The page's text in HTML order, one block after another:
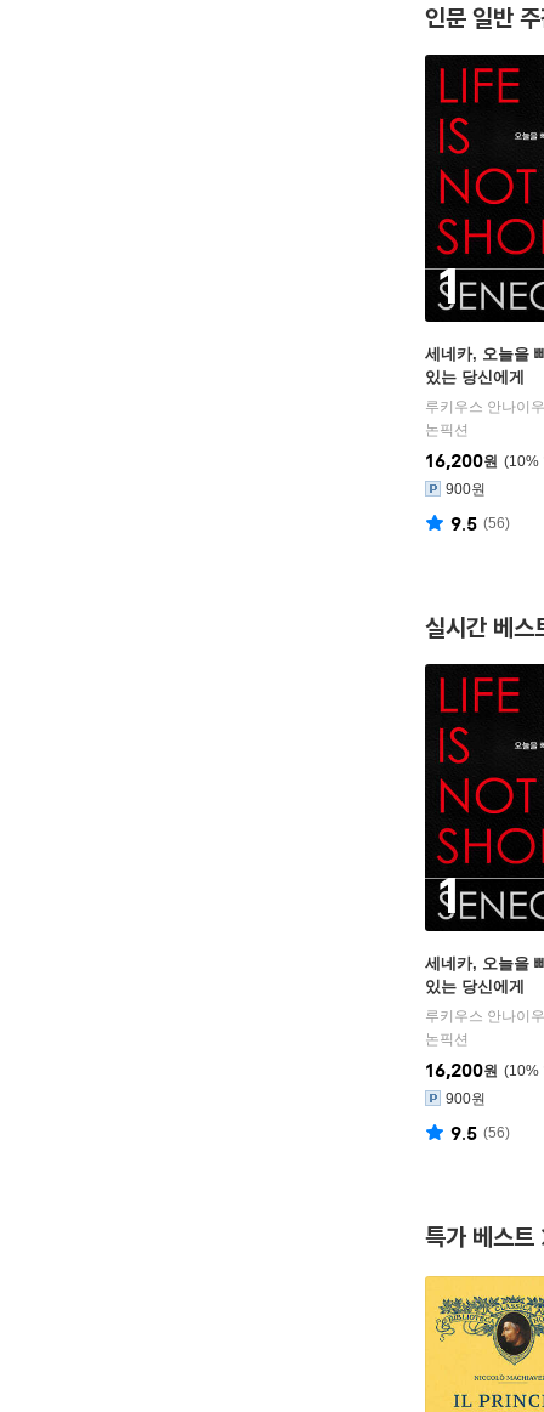
인문 일반
1
세네카, 오늘을
있는 당신에게
논픽션
10%
16,200원
900원
9.5 (56)
실시간 베스
1
세네카, 오늘을
있는 당신에게
논픽션
10%
16,200원
900원
9.5 (56)
특가 베스트